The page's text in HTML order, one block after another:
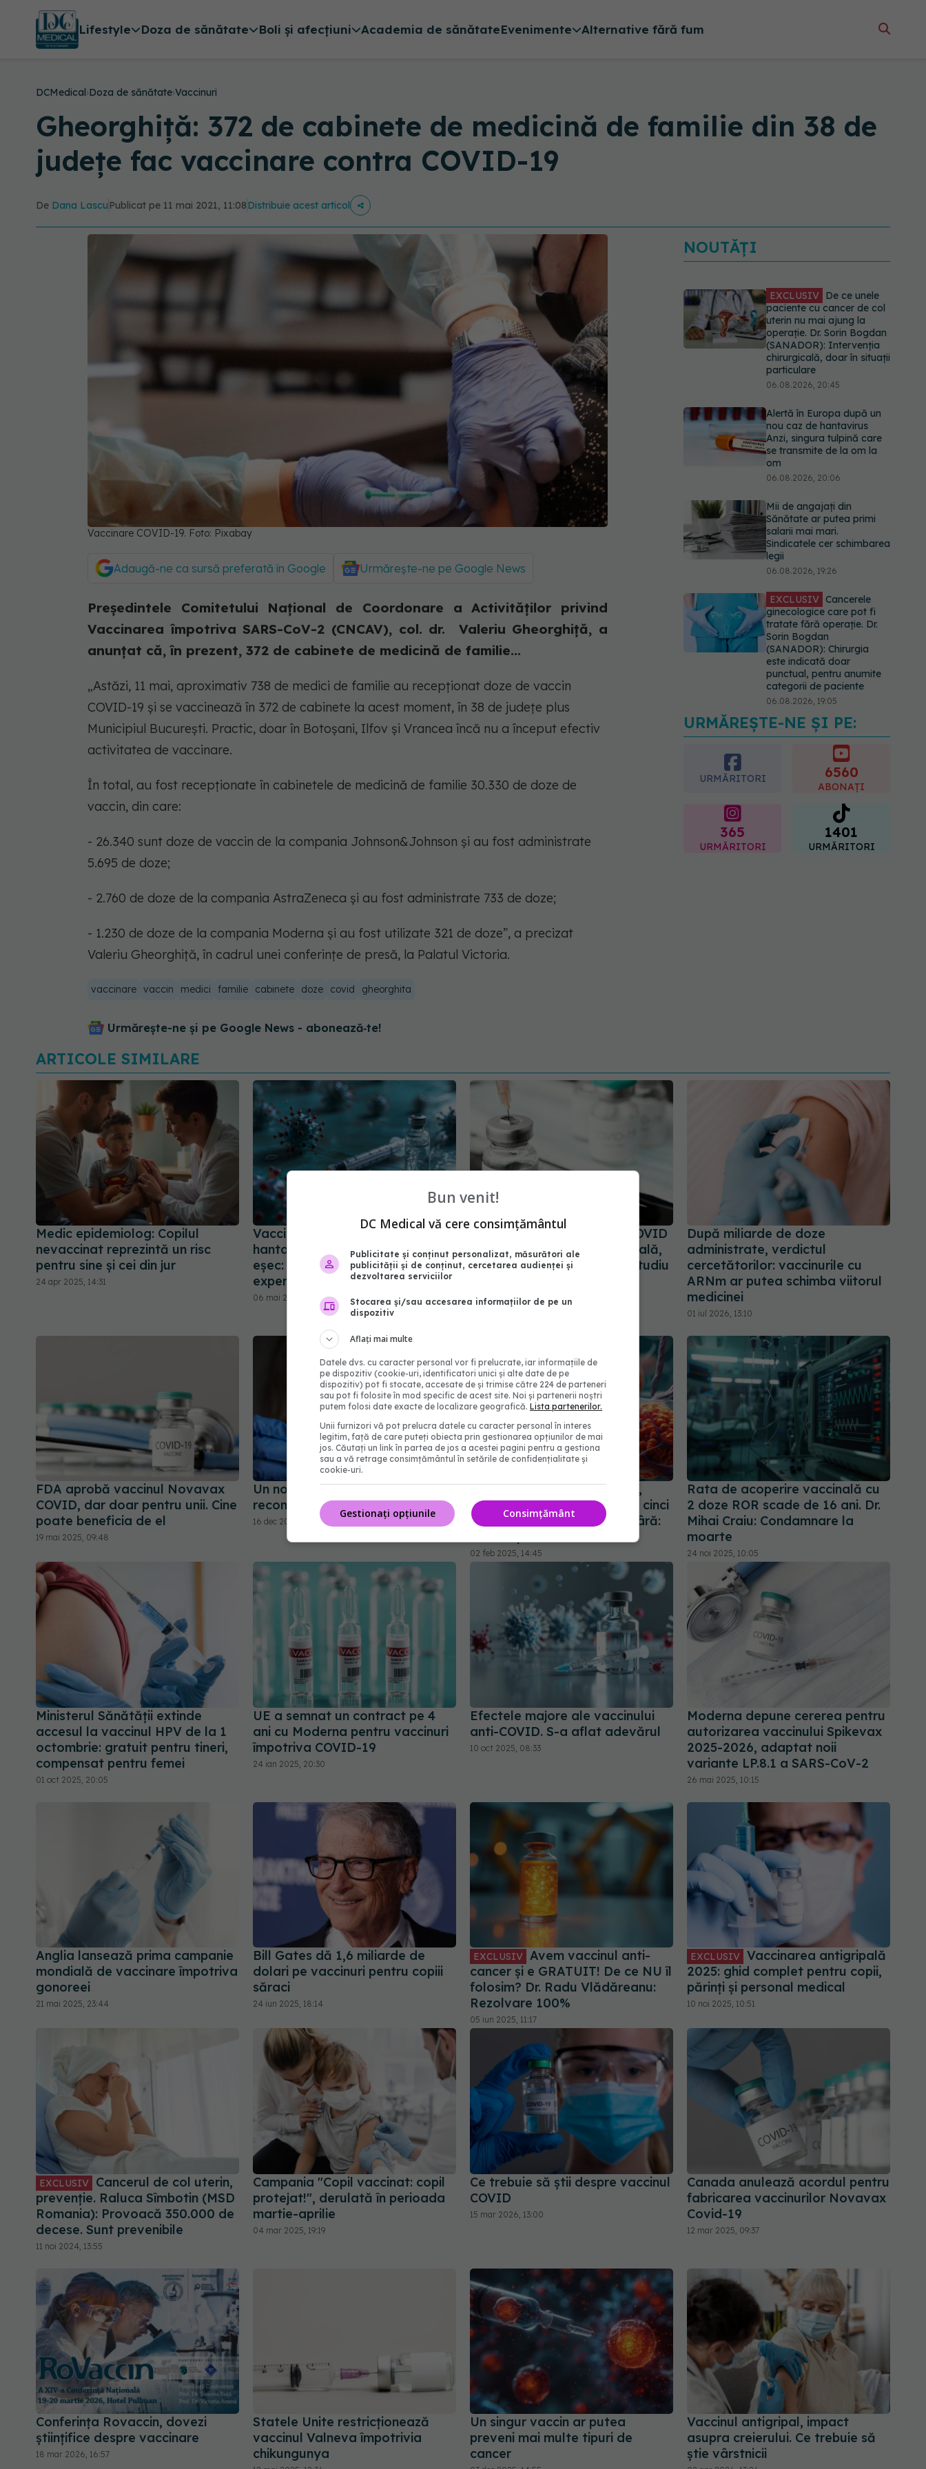
Lifestyle Doza de sănătate Boli și afecțiuni Academia de sănătateEvenimente Alternative fără fum
DCMedical›Doza de sănătate›Vaccinuri
Gheorghiță: 372 de cabinete de medicină de familie din 38 de
județe fac vaccinare contra COVID-19
De Dana Lascu Publicat pe 11 mai 2021, 11:08Distribuie acest articol
Vaccinare COVID-19. Foto: Pixabay
Adaugă-ne ca sursă preferată în Google Urmărește-ne pe Google News
Președintele Comitetului Național de Coordonare a Activităților privind
Vaccinarea împotriva SARS-CoV-2 (CNCAV), col. dr. Valeriu Gheorghiță, a
anunțat că, în prezent, 372 de cabinete de medicină de familie...
„Astăzi, 11 mai, aproximativ 738 de medici de familie au recepționat doze de vaccin
COVID-19 și se vaccinează în 372 de cabinete la acest moment, în 38 de județe plus
Municipiul București. Practic, doar în Botoșani, Ilfov și Vrancea încă nu a început efectiv
activitatea de vaccinare.
În total, au fost recepționate în cabinetele de medicină de familie 30.330 de doze de
vaccin, din care:
- 26.340 sunt doze de vaccin de la compania Johnson&Johnson și au fost administrate
5.695 de doze;
- 2.760 de doze de la compania AstraZeneca și au fost administrate 733 de doze;
- 1.230 de doze de la compania Moderna și au fost utilizate 321 de doze”, a precizat
Valeriu Gheorghiță, în cadrul unei conferințe de presă, la Palatul Victoria.
vaccinare vaccin medici familie cabinete doze covid gheorghita
Urmărește-ne și pe Google News - abonează‑te!
NOUTĂȚI
EXCLUSIV De ce unele
paciente cu cancer de col
uterin nu mai ajung la
operație. Dr. Sorin Bogdan
(SANADOR): Intervenția
chirurgicală, doar în situații
particulare
06.08.2026, 20:45
Alertă în Europa după un
nou caz de hantavirus
Anzi, singura tulpină care
se transmite de la om la
om
06.08.2026, 20:06
Mii de angajați din
Sănătate ar putea primi
salarii mai mari.
Sindicatele cer schimbarea
legii
06.08.2026, 19:26
EXCLUSIV Cancerele
ginecologice care pot fi
tratate fără operație. Dr.
Sorin Bogdan
(SANADOR): Chirurgia
este indicată doar
punctual, pentru anumite
categorii de paciente
06.08.2026, 19:05
EXCLUSIV Brahiterapie
vs radioterapie externă în
cancerul ginecologic. Dr.
Sorin Bogdan (SANADOR)
explică diferența și cum
acționează tratamentul
URMĂREȘTE-NE ȘI PE:
URMĂRITORI 6560
ABONAȚI
365
URMĂRITORI
1401
URMĂRITORI
ARTICOLE SIMILARE
Medic epidemiolog: Copilul
nevaccinat reprezintă un risc
pentru sine şi cei din jur
24 apr 2025, 14:31
Vaccinul împotriva
hantavirusului, între promisiune și
eșec: de ce este încă în fază
experimentală
06 mai 2026, 11:30
Complicațiile grave după COVID
sunt mai frecvente după boală,
decât după vaccinare. Un studiu
05 noi 2025, 14:26
După miliarde de doze
administrate, verdictul
cercetătorilor: vaccinurile cu
ARNm ar putea schimba viitorul
medicinei
01 iul 2026, 13:10
FDA aprobă vaccinul Novavax
COVID, dar doar pentru unii. Cine
poate beneficia de el
19 mai 2025, 09:48
Un nou vaccin Moderna,
recomandat în UE
16 dec 2025, 20:26
Vaccinul anti-HPV,
eficient pentru prevenirea a cinci
tipuri de cancer. Dr. Matei Bâră:
02 feb 2025, 14:45
Rata de acoperire vaccinală cu
2 doze ROR scade de 16 ani. Dr.
Mihai Craiu: Condamnare la
moarte
24 noi 2025, 10:05
Ministerul Sănătății extinde
accesul la vaccinul HPV de la 1
octombrie: gratuit pentru tineri,
compensat pentru femei
01 oct 2025, 20:05
UE a semnat un contract pe 4
ani cu Moderna pentru vaccinuri
împotriva COVID-19
24 ian 2025, 20:30
Efectele majore ale vaccinului
anti-COVID. S-a aflat adevărul
10 oct 2025, 08:33
Moderna depune cererea pentru
autorizarea vaccinului Spikevax
2025-2026, adaptat noii
variante LP.8.1 a SARS-CoV-2
26 mai 2025, 10:15
Anglia lansează prima campanie
mondială de vaccinare împotriva
gonoreei
21 mai 2025, 23:44
Bill Gates dă 1,6 miliarde de
dolari pe vaccinuri pentru copiii
săraci
24 iun 2025, 18:14
EXCLUSIV Avem vaccinul anti-
cancer și e GRATUIT! De ce NU îl
folosim? Dr. Radu Vlădăreanu:
Rezolvare 100%
05 iun 2025, 11:17
EXCLUSIV Vaccinarea antigripală
2025: ghid complet pentru copii,
părinți și personal medical
10 noi 2025, 10:51
EXCLUSIV
Cancerul de col uterin,
prevenție. Raluca Sîmbotin (MSD
Romania): Provoacă 350.000 de
decese. Sunt prevenibile
11 noi 2024, 13:55
Campania "Copil vaccinat: copil
protejat!", derulată în perioada
martie-aprilie
04 mar 2025, 19:19
Ce trebuie să știi despre vaccinul
COVID
15 mar 2026, 13:00
Canada anulează acordul pentru
fabricarea vaccinurilor Novavax
Covid-19
12 mar 2025, 09:37
Conferința Rovaccin, dovezi
științifice despre vaccinare
18 mar 2026, 16:57
Statele Unite restricţionează
vaccinul Valneva împotrivia
chikungunya
Un singur vaccin ar putea
preveni mai multe tipuri de
cancer
Vaccinul antigripal, impact
asupra creierului. Ce trebuie să
știe vârstnicii
Bun venit!
DC Medical vă cere consimțământul
Publicitate și conținut personalizat, măsurători ale
publicității și de conținut, cercetarea audienței și
dezvoltarea serviciilor
Stocarea și/sau accesarea informațiilor de pe un
dispozitiv
Aflați mai multe
Datele dvs. cu caracter personal vor fi prelucrate, iar informațiile de
pe dispozitiv (cookie-uri, identificatori unici și alte date de pe
dispozitiv) pot fi stocate, accesate de și trimise către 224 de parteneri
sau pot fi folosite în mod specific de acest site. Noi și partenerii noștri
putem folosi date exacte de localizare geografică. Lista partenerilor.
Unii furnizori vă pot prelucra datele cu caracter personal în interes
legitim, față de care puteți obiecta prin gestionarea opțiunilor de mai
jos. Căutați un link în partea de jos a acestei pagini pentru a gestiona
sau a vă retrage consimțământul în setările de confidențialitate și
cookie-uri.
Consimțământ
Gestionați opțiunile